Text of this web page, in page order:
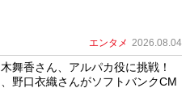
エンタメ 2026.08.04
舞香さん、アルパカ役に挑戦！
野口衣織さんがソフトバンクCM